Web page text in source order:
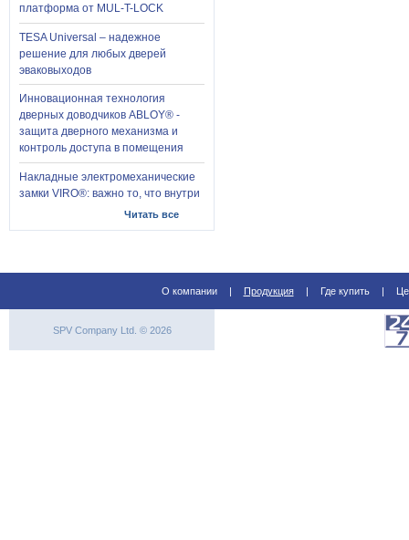
платформа от MUL-T-LOCK
TESA Universal – надежное
решение для любых дверей
эваковыходов
Инновационная технология
дверных доводчиков ABLOY® -
защита дверного механизма и
контроль доступа в помещения
Накладные электромеханические
замки VIRO®: важно то, что внутри
Читать все
О компании | Продукция | Где купить |
SPV Company Ltd. © 2026